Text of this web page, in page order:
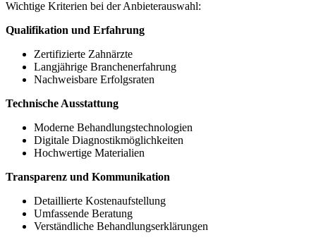
Wichtige Kriterien bei der Anbieterauswahl:
Qualifikation und Erfahrung
Zertifizierte Zahnärzte
Langjährige Branchenerfahrung
Nachweisbare Erfolgsraten
Technische Ausstattung
Moderne Behandlungstechnologien
Digitale Diagnostikmöglichkeiten
Hochwertige Materialien
Transparenz und Kommunikation
Detaillierte Kostenaufstellung
Umfassende Beratung
Verständliche Behandlungserklärungen